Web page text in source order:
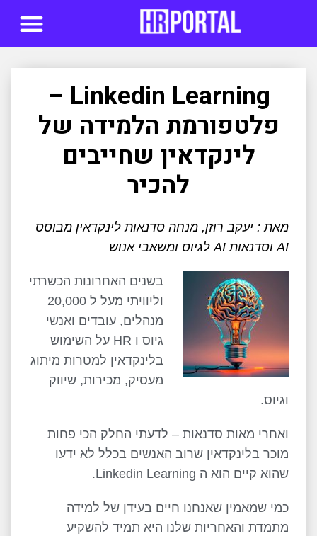
Linkedin Learning –
פלטפורמת הלמידה של
לינקדאין שחייבים
להכיר
מאת : יעקב רוזן, מנחה סדנאות לינקדאין מבוסס
AI וסדנאות AI לגיוס ומשאבי אנוש
בשנים האחרונות הכשרתי
וליוויתי מעל ל 20,000
מנהלים, עובדים ואנשי
גיוס ו HR על השימוש
בלינקדאין למטרות מיתוג
מעסיק, מכירות, שיווק
וגיוס.
ואחרי מאות סדנאות – לדעתי החלק הכי פחות
מוכר בלינקדאין שרוב האנשים בכלל לא ידעו
שהוא קיים הוא ה Linkedin Learning
.
כמי שמאמין שאנחנו חיים בעידן של למידה
מתמדת והאחריות שלנו היא תמיד להשקיע